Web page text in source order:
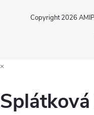
Copyright 2026
×